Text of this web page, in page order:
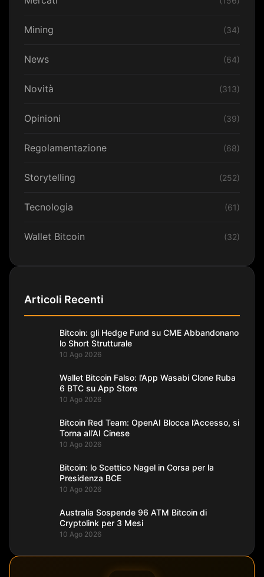
Mining (34)
News (64)
Novità (313)
Opinioni (39)
Regolamentazione (68)
Storytelling (252)
Tecnologia (61)
Wallet Bitcoin (32)
Articoli Recenti
Bitcoin: gli Hedge Fund su CME Abbandonano
lo Short Strutturale
10 Ago 2026
Wallet Bitcoin Falso: l’App Wasabi Clone Ruba
6 BTC su App Store
10 Ago 2026
Bitcoin Red Team: OpenAI Blocca l’Accesso, si
Torna all’AI Cinese
10 Ago 2026
Bitcoin: lo Scettico Nagel in Corsa per la
Presidenza BCE
10 Ago 2026
Australia Sospende 96 ATM Bitcoin di
Cryptolink per 3 Mesi
10 Ago 2026